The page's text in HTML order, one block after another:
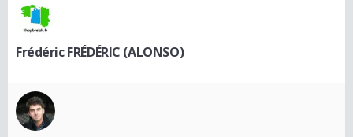
Frédéric FRÉDÉRIC (ALONSO)